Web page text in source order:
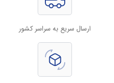
ارسال سریع به سراسر کشور